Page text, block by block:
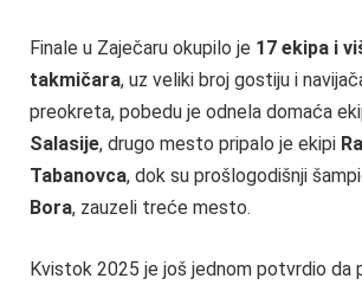
Finale u Zaječaru okupilo je 17 ekipa i
takmičara, uz veliki broj gostiju i
preokreta, pobedu je odnela domaća
Salasije, drugo mesto pripalo je ekipi
Tabanovca, dok su prošlogodišnji
Bora, zauzeli treće mesto.
Kvistok 2025 je još jednom potvrdio da